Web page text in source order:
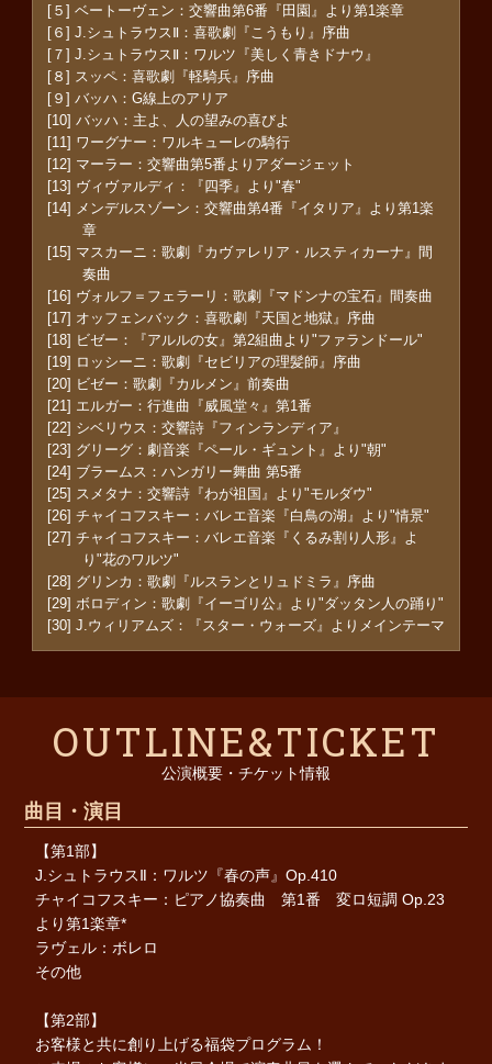
[５] ベートーヴェン：交響曲第6番『田園』より第1楽章
[６] J.シュトラウスⅡ：喜歌劇『こうもり』序曲
[７] J.シュトラウスⅡ：ワルツ『美しく青きドナウ』
[８] スッペ：喜歌劇『軽騎兵』序曲
[９] バッハ：G線上のアリア
[10] バッハ：主よ、人の望みの喜びよ
[11] ワーグナー：ワルキューレの騎行
[12] マーラー：交響曲第5番よりアダージェット
[13] ヴィヴァルディ：『四季』より"春"
[14] メンデルスゾーン：交響曲第4番『イタリア』より第1楽
章
[15] マスカーニ：歌劇『カヴァレリア・ルスティカーナ』間
奏曲
[16] ヴォルフ＝フェラーリ：歌劇『マドンナの宝石』間奏曲
[17] オッフェンバック：喜歌劇『天国と地獄』序曲
[18] ビゼー：『アルルの女』第2組曲より"ファランドール"
[19] ロッシーニ：歌劇『セビリアの理髪師』序曲
[20] ビゼー：歌劇『カルメン』前奏曲
[21] エルガー：行進曲『威風堂々』第1番
[22] シベリウス：交響詩『フィンランディア』
[23] グリーグ：劇音楽『ペール・ギュント』より"朝"
[24] ブラームス：ハンガリー舞曲 第5番
[25] スメタナ：交響詩『わが祖国』より"モルダウ"
[26] チャイコフスキー：バレエ音楽『白鳥の湖』より"情景"
[27] チャイコフスキー：バレエ音楽『くるみ割り人形』よ
り"花のワルツ"
[28] グリンカ：歌劇『ルスランとリュドミラ』序曲
[29] ボロディン：歌劇『イーゴリ公』より"ダッタン人の踊り"
[30] J.ウィリアムズ：『スター・ウォーズ』よりメインテーマ
OUTLINE&TICKET
公演概要・チケット情報
曲目・演目
【第1部】
J.シュトラウスⅡ：ワルツ『春の声』Op.410
チャイコフスキー：ピアノ協奏曲 第1番 変ロ短調 Op.23
より第1楽章*
ラヴェル：ボレロ
その他
【第2部】
お客様と共に創り上げる福袋プログラム！